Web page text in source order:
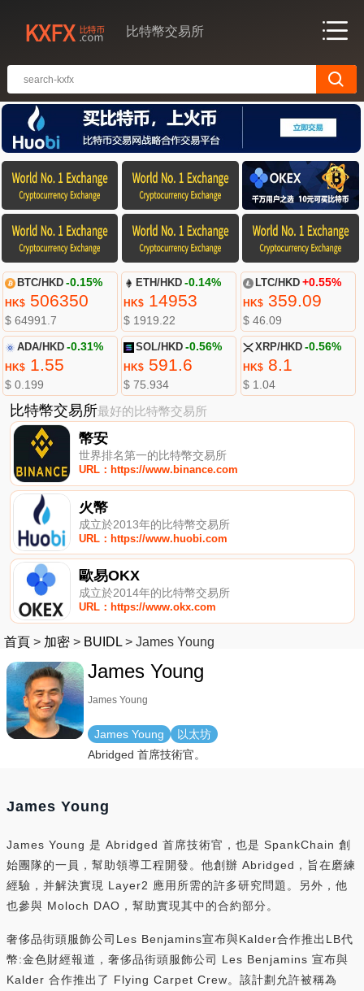
比特幣交易所
BTC/HKD -0.15%
HK$506350
$ 64991.7
ETH/HKD -0.14%
HK$ 14953
$ 1919.22
LTC/HKD +0.55%
HK$359.09
$ 46.09
ADA/HKD -0.31%
HK$1.55
$ 0.199
SOL/HKD -0.56%
HK$ 591.6
$ 75.934
XRP/HKD -0.56%
HK$8.1
$ 1.04
比特幣交易所最好的比特幣交易所
幣安
世界排名第一的比特幣交易所
URL：https://www.binance.com
火幣
成立於2013年的比特幣交易所
URL：https://www.huobi.com
歐易OKX
成立於2014年的比特幣交易所
URL：https://www.okx.com
首頁 > 加密 > BUIDL > James Young
James Young
James Young
James Young
以太坊
Abridged 首席技術官。
James Young
James Young 是 Abridged 首席技術官，也是 SpankChain 創
始團隊的一員，幫助領導工程開發。他創辦 Abridged，旨在磨練
經驗，并解決實現 Layer2 應用所需的許多研究問題。另外，他
也參與 Moloch DAO，幫助實現其中的合約部分。
奢侈品街頭服飾公司Les Benjamins宣布與Kalder合作推出LB代
幣:金色財經報道，奢侈品街頭服飾公司 Les Benjamins 宣布與
Kalder 合作推出了 Flying Carpet Crew。該計劃允許被稱為